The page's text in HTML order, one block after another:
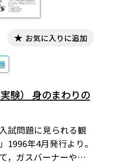
お気に入りに追加
験） 身のまわりの
試問題に見られる観
1996年4月発行より。
，ガスバーナーやメ